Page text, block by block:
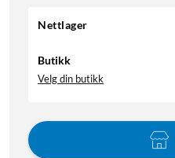
Nettlager
Butikk
Velg din butikk